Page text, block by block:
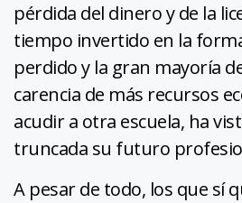
pérdida del dinero y de la
tiempo invertido en la
perdido y la gran mayoría
carencia de más recursos
acudir a otra escuela, ha
truncada su futuro
A pesar de todo, los que sí